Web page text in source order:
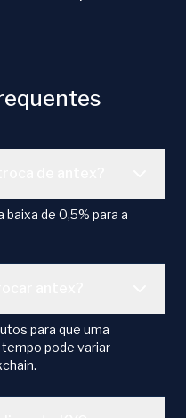
baixa de 0,5% para a
para que uma
pode variar